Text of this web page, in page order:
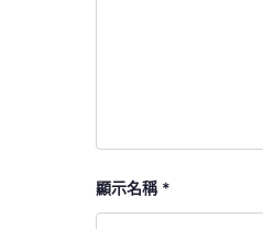
顯示名稱 *